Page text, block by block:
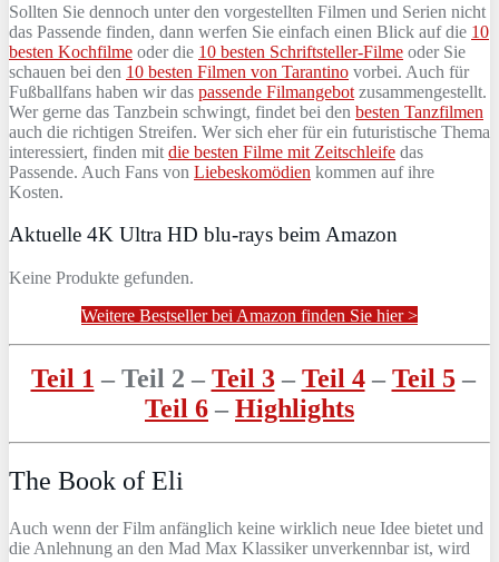
Sollten Sie dennoch unter den vorgestellten Filmen und Serien nicht
das Passende finden, dann werfen Sie einfach einen Blick auf die 10
besten Kochfilme oder die 10 besten Schriftsteller-Filme oder Sie
schauen bei den 10 besten Filmen von Tarantino vorbei. Auch für
Fußballfans haben wir das passende Filmangebot zusammengestellt.
Wer gerne das Tanzbein schwingt, findet bei den besten Tanzfilmen
auch die richtigen Streifen. Wer sich eher für ein futuristische Thema
interessiert, finden mit die besten Filme mit Zeitschleife das
Passende. Auch Fans von Liebeskomödien kommen auf ihre
Kosten.
Aktuelle 4K Ultra HD blu-rays beim Amazon
Keine Produkte gefunden.
Weitere Bestseller bei Amazon finden Sie hier >
Teil 1 – Teil 2 –Teil 3–Teil 4–Teil 5 –
Teil 6–Highlights
The Book of Eli
Auch wenn der Film anfänglich keine wirklich neue Idee bietet und
die Anlehnung an den Mad Max Klassiker unverkennbar ist, wird